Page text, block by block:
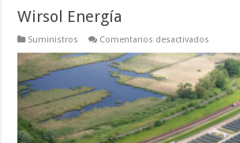
Wirsol Energía
Suministros Comentarios desactivados
Energía